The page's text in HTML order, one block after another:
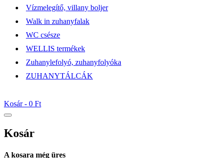
Vízmelegítő, villany boljer
Walk in zuhanyfalak
WC csésze
WELLIS termékek
Zuhanylefolyó, zuhanyfolyóka
ZUHANYTÁLCÁK
Kosár - 0 Ft
Kosár
A kosara még üres